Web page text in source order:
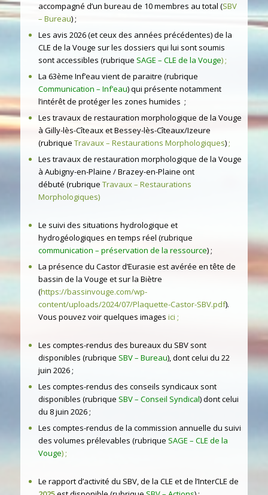
accompagné d’un bureau de 10 membres au total (SBV
– Bureau) ;
Les avis 2026 (et ceux des années précédentes) de la
CLE de la Vouge sur les dossiers qui lui sont soumis
sont accessibles (rubrique SAGE – CLE de la Vouge) ;
La 63ème Inf’eau vient de paraitre (rubrique
Communication – Inf’eau) qui présente notamment
l’intérêt de protéger les zones humides ;
Les travaux de restauration morphologique de la Vouge
à Gilly-lès-Cîteaux et Bessey-lès-Cîteaux/Izeure
(rubrique Travaux – Restaurations Morphologiques);
Les travaux de restauration morphologique de la Vouge
à Aubigny-en-Plaine / Brazey-en-Plaine ont
débuté (rubrique Travaux – Restaurations
Morphologiques)
Le suivi des situations hydrologique et
hydrogéologiques en temps réel (rubrique
communication – préservation de la ressource) ;
La présence du Castor d’Eurasie est avérée en tête de
bassin de la Vouge et sur la Biètre
(https://bassinvouge.com/wp-
content/uploads/2024/07/Plaquette-Castor-SBV.pdf).
Vous pouvez voir quelques images ici ;
Les comptes-rendus des bureaux du SBV sont
disponibles (rubrique SBV – Bureau), dont celui du 22
juin 2026 ;
Les comptes-rendus des conseils syndicaux sont
disponibles (rubrique SBV – Conseil Syndical) dont celui
du 8 juin 2026 ;
Les comptes-rendus de la commission annuelle du suivi
des volumes prélevables (rubrique SAGE – CLE de la
Vouge) ;
Le rapport d’activité du SBV, de la CLE et de l’InterCLE de